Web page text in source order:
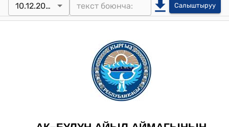
10.12.2021 Салыштыруу